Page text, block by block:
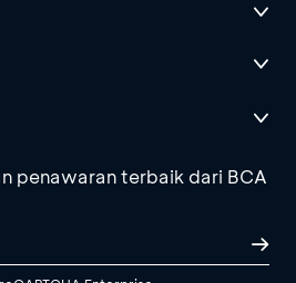
penawaran terbaik dari BCA